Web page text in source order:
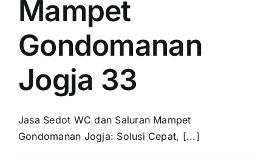
Mampet
Gondomanan
Jogja 33
Jasa Sedot WC dan Saluran Mampet
Gondomanan Jogja: Solusi Cepat, [...]